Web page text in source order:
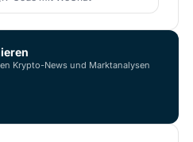
Krypto-News und Marktanalysen